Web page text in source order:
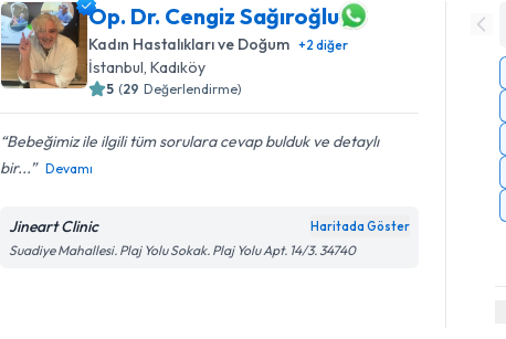
Op. Dr. Cengiz Sağıroğlu
Kadın Hastalıkları ve Doğum +2 diğer
İstanbul, Kadıköy
5 (29 Değerlendirme)
Bebeğimiz ile ilgili tüm sorulara cevap bulduk ve detaylı
bir...
Devamı
Jineart Clinic Haritada Göster
Suadiye Mahallesi. Plaj Yolu Sokak. Plaj Yolu Apt. 14/3. 34740